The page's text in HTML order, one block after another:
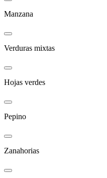
Manzana
Verduras mixtas
Hojas verdes
Pepino
Zanahorias